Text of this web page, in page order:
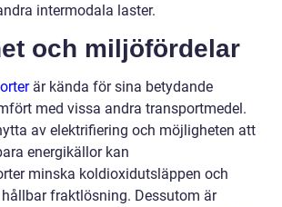
intermodala laster.
och miljöfördelar
är kända för sina betydande
med vissa andra transportmedel.
av elektrifiering och möjligheten att
energikällor kan
minska koldioxidutsläppen och
fraktlösning. Dessutom är